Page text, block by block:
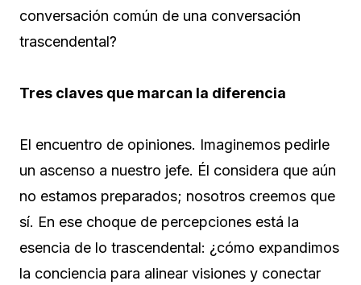
conversación común de una conversación
trascendental?
Tres claves que marcan la diferencia
El encuentro de opiniones. Imaginemos pedirle
un ascenso a nuestro jefe. Él considera que aún
no estamos preparados; nosotros creemos que
sí. En ese choque de percepciones está la
esencia de lo trascendental: ¿cómo expandimos
la conciencia para alinear visiones y conectar